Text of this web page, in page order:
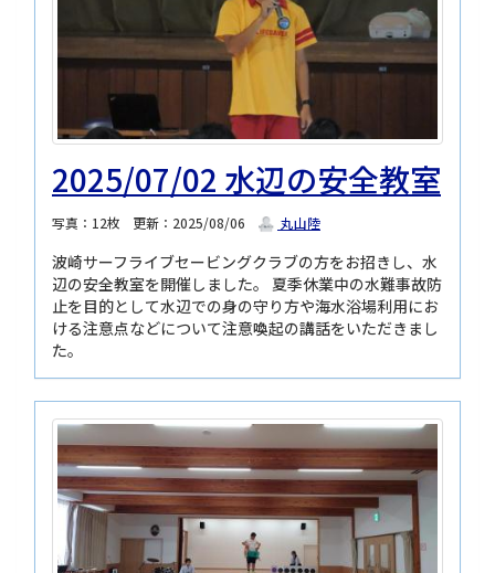
2025/07/02 水辺の安全教室
写真：12枚 更新：2025/08/06 丸山陸
波崎サーフライブセービングクラブの方をお招きし、水
辺の安全教室を開催しました。 夏季休業中の水難事故防
止を目的として水辺での身の守り方や海水浴場利用にお
ける注意点などについて注意喚起の講話をいただきまし
た。